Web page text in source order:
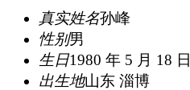
真实姓名孙峰
性别男
生日1980 年 5 月 18 日
出生地山东 淄博